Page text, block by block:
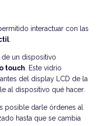
interactuar con las
un dispositivo
touch . Este vidrio
del display LCD de la
al dispositivo qué hacer.
posible darle órdenes al
hasta que se cambia